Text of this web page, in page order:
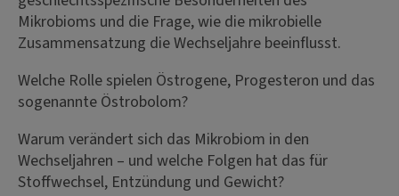
Mikrobioms und die Frage, wie die mikrobielle
Zusammensatzung die Wechseljahre beeinflusst.
Welche Rolle spielen Östrogene, Progesteron und das
sogenannte Östrobolom?
Warum verändert sich das Mikrobiom in den
Wechseljahren – und welche Folgen hat das für
Stoffwechsel, Entzündung und Gewicht?